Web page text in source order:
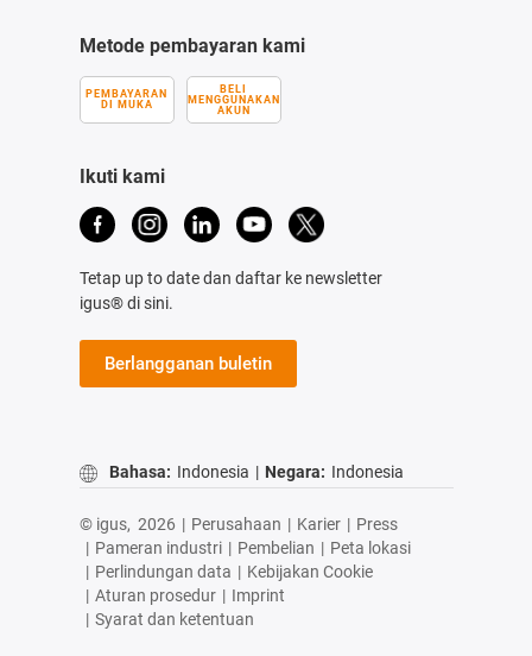
Metode pembayaran kami
PEMBAYARAN
DI MUKA
BELI
MENGGUNAKAN
AKUN
Ikuti kami
Tetap up to date dan daftar ke newsletter
igus® di sini.
Berlangganan buletin
Bahasa: Indonesia | Negara: Indonesia
© igus, 2026 | Perusahaan | Karier | Press
| Pameran industri | Pembelian | Peta lokasi
| Perlindungan data | Kebijakan Cookie
| Aturan prosedur | Imprint
| Syarat dan ketentuan